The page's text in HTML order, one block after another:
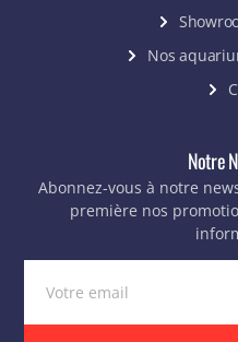
Nos
Notre
Abonnez-vous à notre
première nos